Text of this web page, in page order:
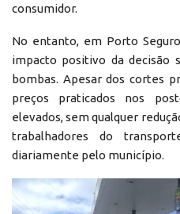
consumidor.
No entanto, em Porto
impacto positivo da decisão
bombas. Apesar dos cortes
preços praticados nos
elevados, sem qualquer
trabalhadores do
diariamente pelo município.